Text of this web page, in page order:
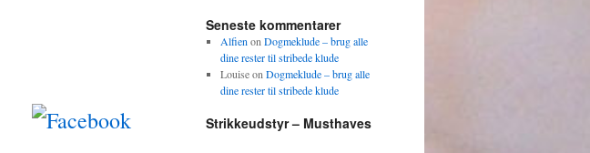
Seneste kommentarer
Alfien on Dogmeklude – brug alle
dine rester til stribede klude
Louiseon Dogmeklude – brug alle
dine rester til stribede klude
Strikkeudstyr – Musthaves